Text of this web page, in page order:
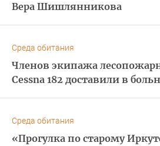
Вера Шишлянникова
Среда обитания
Членов экипажа
Cessna 182 доставили в
Среда обитания
«Прогулка по старому